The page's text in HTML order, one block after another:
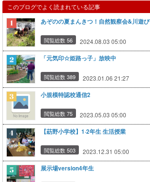
このブログでよく読まれている記事
あぞのの夏まんきつ！自然観察会&川遊び
閲覧総数 56 2024.08.03 05:00
「元気印☆姫路っ子」放映中
閲覧総数 389 2023.01.06 21:27
小規模特認校通信2
閲覧総数 75 2023.05.03 05:00
【莇野小学校】1·2年生 生活授業
閲覧総数 503 2023.12.31 05:00
展示場version4年生